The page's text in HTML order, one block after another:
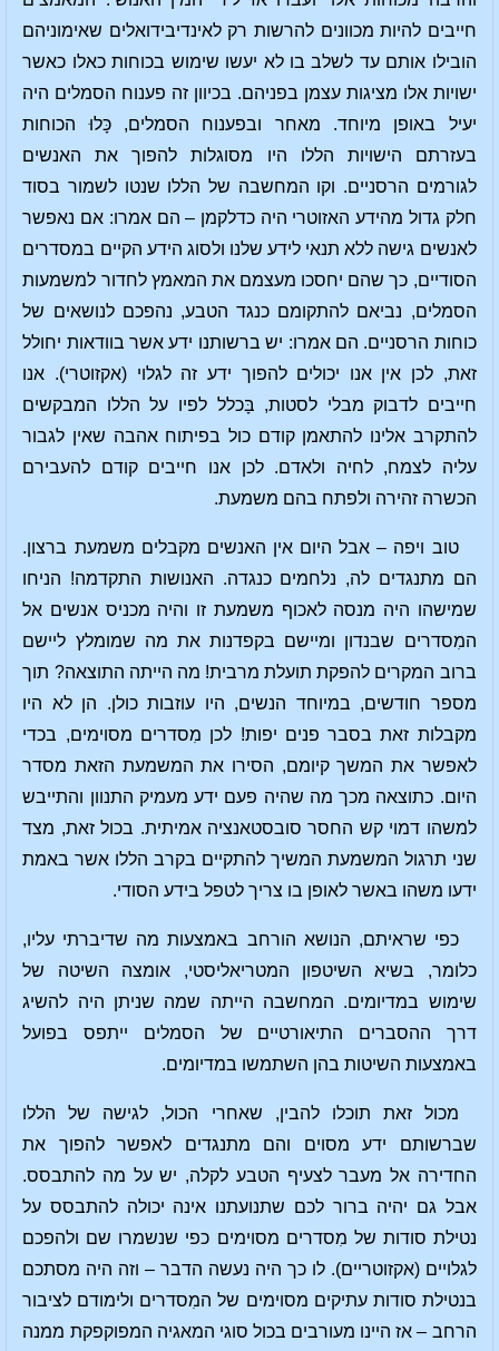
חייבים להיות מכוונים להרשות רק לאינדיבידואלים שאימוניהם
הובילו אותם עד לשלב בו לא יעשו שימוש בכוחות כאלו כאשר
ישויות אלו מציגות עצמן בפניהם. בכיוון זה פענוח הסמלים היה
יעיל באופן מיוחד. מאחר ובפענוח הסמלים, כָּלוּ הכוחות
בעזרתם הישויות הללו היו מסוגלות להפוך את האנשים
לגורמים הרסניים. וקו המחשבה של הללו שנטו לשמור בסוד
חלק גדול מהידע האזוטרי היה כדלקמן – הם אמרו: אם נאפשר
לאנשים גישה ללא תנאי לידע שלנו ולסוג הידע הקיים במסדרים
הסודיים, כך שהם יחסכו מעצמם את המאמץ לחדור למשמעות
הסמלים, נביאם להתקומם כנגד הטבע, נהפכם לנושאים של
כוחות הרסניים. הם אמרו: יש ברשותנו ידע אשר בוודאות יחולל
זאת, לכן אין אנו יכולים להפוך ידע זה לגלוי (אקזוטרי). אנו
חייבים לדבוק מבלי לסטות, בָּכלל לפיו על הללו המבקשים
להתקרב אלינו להתאמן קודם כול בפיתוח אהבה שאין לגבור
עליה לצמח, לחיה ולאדם. לכן אנו חייבים קודם להעבירם
הכשרה זהירה ולפתח בהם משמעת.
טוב ויפה – אבל היום אין האנשים מקבלים משמעת ברצון.
הם מתנגדים לה, נלחמים כנגדה. האנושות התקדמה! הניחו
שמישהו היה מנסה לאכוף משמעת זו והיה מכניס אנשים אל
המִסדרים שבנדון ומיישם בקפדנות את מה שמומלץ ליישם
ברוב המקרים להפקת תועלת מרבית! מה הייתה התוצאה? תוך
מספר חודשים, במיוחד הנשים, היו עוזבות כולן. הן לא היו
מקבלות זאת בסבר פנים יפות! לכן מִסדרים מסוימים, בכדי
לאפשר את המשך קיומם, הסירו את המשמעת הזאת מסדר
היום. כתוצאה מכך מה שהיה פעם ידע מעמיק התנוון והתייבש
למשהו דמוי קש החסר סובסטאנציה אמיתית. בכול זאת, מצד
שני תרגול המשמעת המשיך להתקיים בקרב הללו אשר באמת
ידעו משהו באשר לאופן בו צריך לטפל בידע הסודי.
כפי שראיתם, הנושא הורחב באמצעות מה שדיברתי עליו,
כלומר, בשיא השיטפון המטריאליסטי, אומצה השיטה של
שימוש במדיומים. המחשבה הייתה שמה שניתן היה להשיג
דרך ההסברים התיאורטיים של הסמלים ייתפס בפועל
באמצעות השיטות בהן השתמשו במדיומים.
מכול זאת תוכלו להבין, שאחרי הכול, לגישה של הללו
שברשותם ידע מסוים והם מתנגדים לאפשר להפוך את
החדירה אל מעבר לצעיף הטבע לקלה, יש על מה להתבסס.
אבל גם יהיה ברור לכם שתנועתנו אינה יכולה להתבסס על
נטילת סודות של מִסדרים מסוימים כפי שנשמרו שם ולהפכם
לגלויים (אקזוטריים). לו כך היה נעשה הדבר – וזה היה מסתכם
בנטילת סודות עתיקים מסוימים של המִסדרים ולימודם לציבור
הרחב – אז היינו מעורבים בכול סוגי המאגיה המפוקפקת ממנה